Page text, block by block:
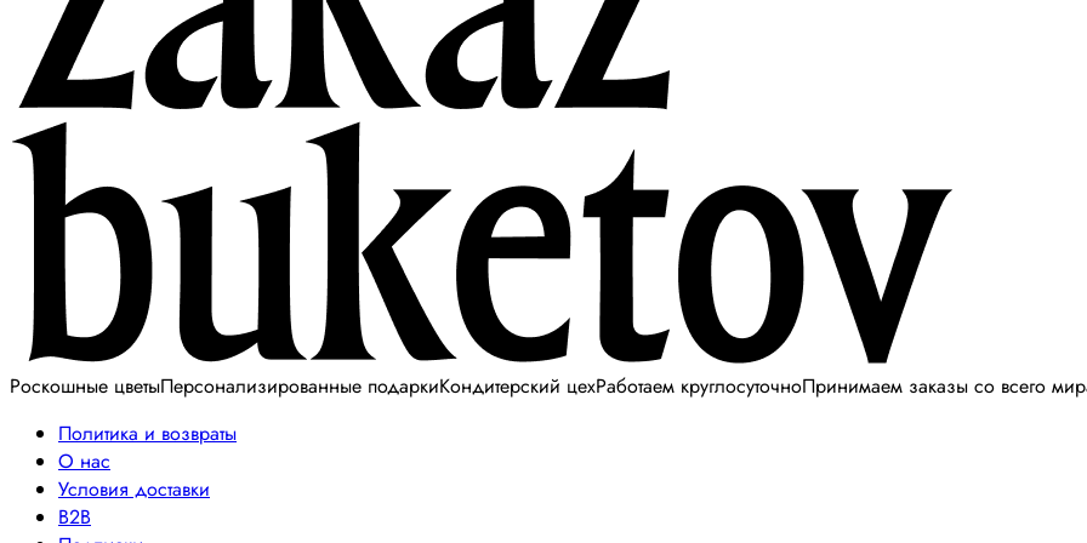
Роскошные цветыПерсонализированные подаркиКондитерский цехРаботаем круглосуточноПринимаем заказы со всего
Политика и возвраты
О нас
Условия доставки
B2B